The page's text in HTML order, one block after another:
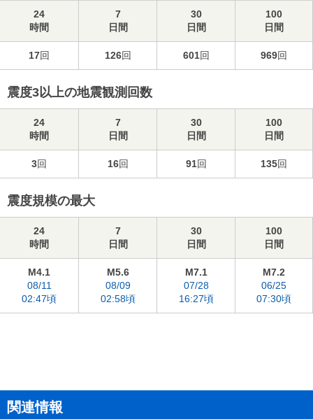
24
時間
7
日間
30
日間
100
日間
17回 126回 601回 969回
震度3以上の地震観測回数
24
時間
7
日間
30
日間
100
日間
3回 16回 91回 135回
震度規模の最大
24
時間
7
日間
30
日間
100
日間
M4.1
08/11
02:47頃
M5.6
08/09
02:58頃
M7.1
07/28
16:27頃
M7.2
06/25
07:30頃
関連情報